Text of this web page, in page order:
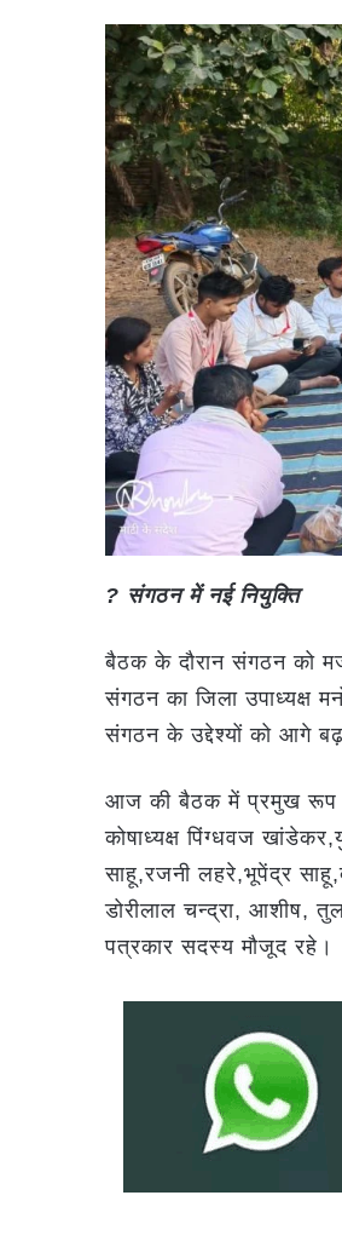
? संगठन में नई नियुक्ति
बैठक के दौरान संगठन को
संगठन का जिला उपाध्यक्ष
संगठन के उद्देश्यों को आगे
आज की बैठक में प्रमुख रूप से
कोषाध्यक्ष पिंग्धवज
साहू,रजनी लहरे,भूपेंद्र
डोरीलाल चन्द्रा, आशीष,
पत्रकार सदस्य मौजूद रहे।